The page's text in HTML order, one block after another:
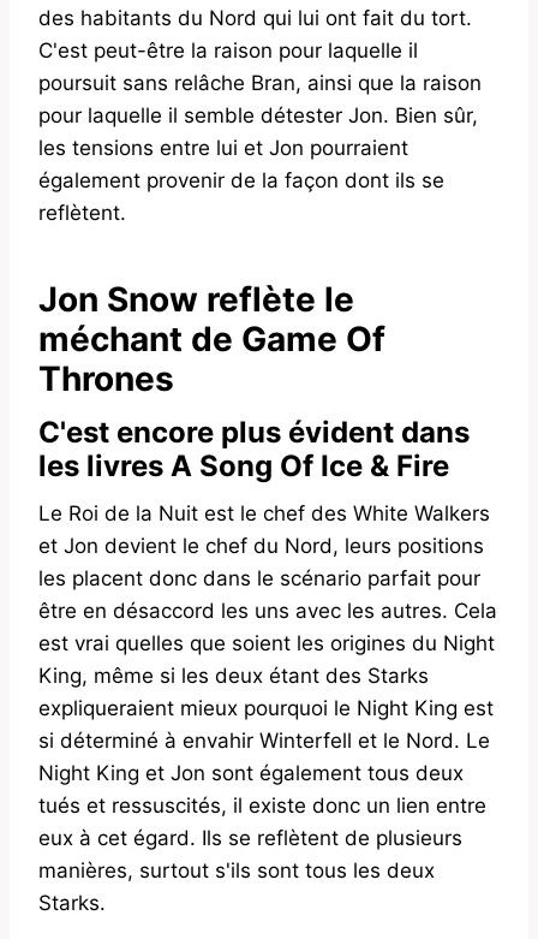
des habitants du Nord qui lui ont fait du tort.
C'est peut-être la raison pour laquelle il
poursuit sans relâche Bran, ainsi que la raison
pour laquelle il semble détester Jon. Bien sûr,
les tensions entre lui et Jon pourraient
également provenir de la façon dont ils se
reflètent.
Jon Snow reflète le
méchant de Game Of
Thrones
C'est encore plus évident dans
les livres A Song Of Ice & Fire
Le Roi de la Nuit est le chef des White Walkers
et Jon devient le chef du Nord, leurs positions
les placent donc dans le scénario parfait pour
être en désaccord les uns avec les autres. Cela
est vrai quelles que soient les origines du Night
King, même si les deux étant des Starks
expliqueraient mieux pourquoi le Night King est
si déterminé à envahir Winterfell et le Nord. Le
Night King et Jon sont également tous deux
tués et ressuscités, il existe donc un lien entre
eux à cet égard. Ils se reflètent de plusieurs
manières, surtout s'ils sont tous les deux
Starks.